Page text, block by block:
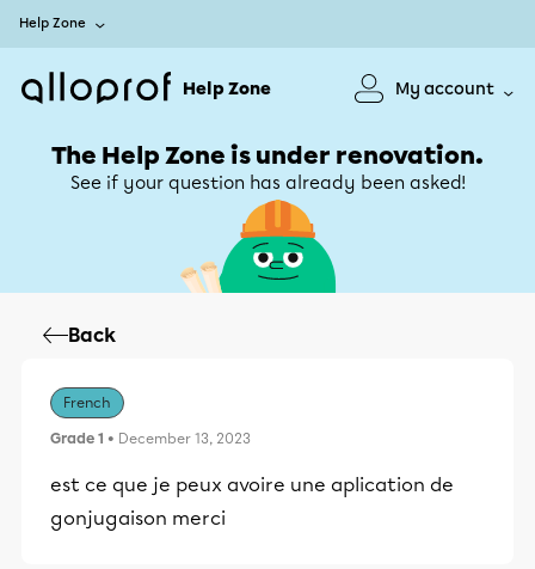
Help Zone
Help Zone My account
The Help Zone is under renovation.
See if your question has already been asked!
Back
French
Grade 1 • December 13, 2023
est ce que je peux avoire une aplication de
gonjugaison merci